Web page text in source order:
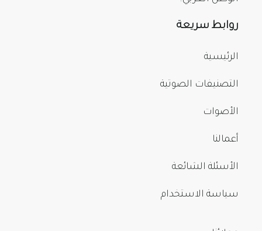
روابط سريعة
الرئيسية
التصنيفات الصوتية
الأصوات
أعمالنا
الأسئلة الشائعة
سياسة الاستخدام